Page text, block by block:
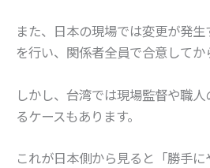
また、日本の現場では変更が発
を行い、関係者全員で合意してか
しかし、台湾では現場監督や職
るケースもあります。
これが日本側から見ると「勝手